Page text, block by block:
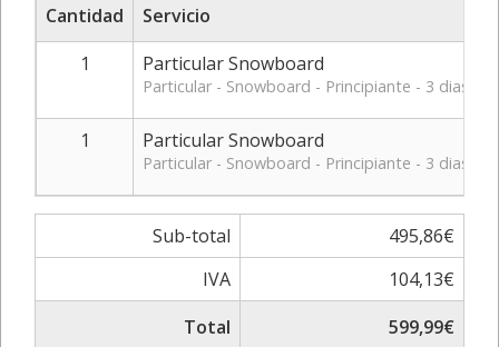
Cantidad
Servicio
1
Particular Snowboard
Particular - Snowboard - Principiante - 3 dias -
1 Particular Snowboard
Particular - Snowboard - Principiante - 3 dias -
Sub-total
495,86€
IVA
104,13€
Total
599,99€